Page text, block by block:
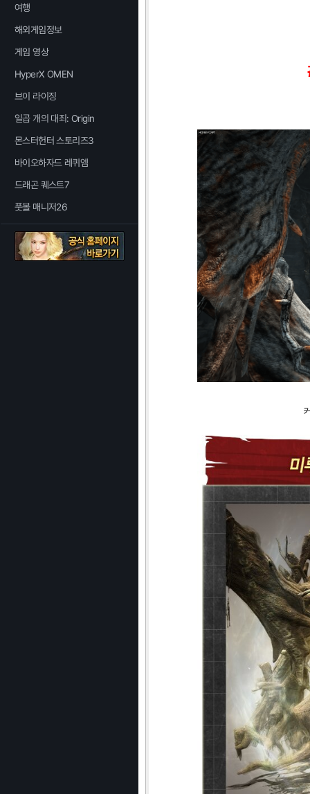
여행
해외게임정보
게임 영상
HyperX OMEN
브이 라이징
일곱 개의 대죄: Origin
몬스터헌터 스토리즈3
바이오하자드 레퀴엠
드래곤 퀘스트7
풋볼 매니저26